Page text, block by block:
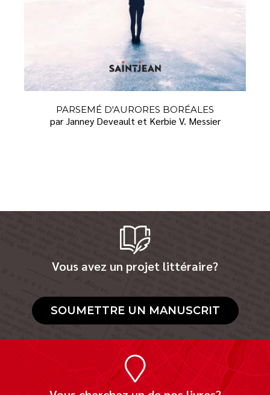
PARSEMÉ D'AURORES BORÉALES
par Janney Deveault et Kerbie V. Messier
Vous avez un projet littéraire?
SOUMETTRE UN MANUSCRIT